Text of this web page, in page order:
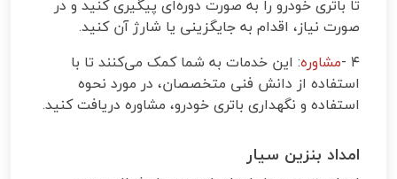
تا باتری خودرو را به صورت دوره‌ای پیگیری کنید و در
صورت نیاز، اقدام به جایگزینی یا شارژ آن کنید.
۴ -مشاوره: این خدمات به شما کمک می‌کنند تا با
استفاده از دانش فنی متخصصان، در مورد نحوه
استفاده و نگهداری باتری خودرو، مشاوره دریافت کنید.
امداد بنزین سیار